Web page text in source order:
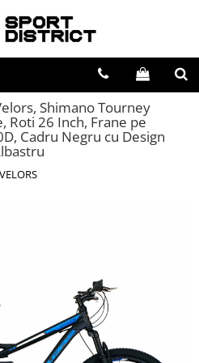
Shimano Tourney
Roti 26 Inch, Frane pe
Cadru Negru cu Design
VELORS